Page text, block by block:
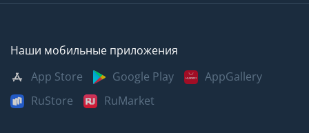
Наши мобильные приложения
App Store
Google Play
AppGallery
RuStore
RuMarket